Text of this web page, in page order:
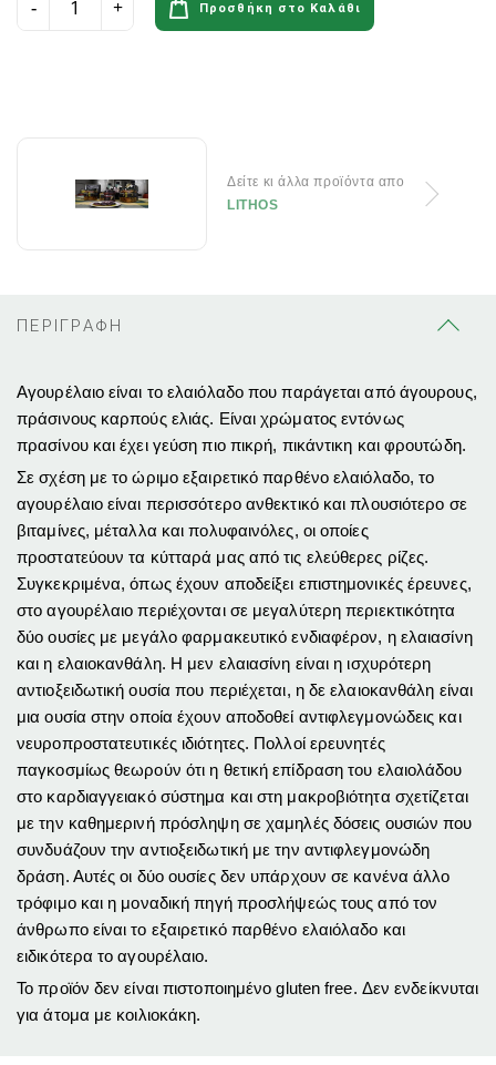
Προσθήκη στο Καλάθι
Δείτε κι άλλα προϊόντα απο
LITHOS
ΠΕΡΙΓΡΑΦΗ
Αγουρέλαιο είναι το ελαιόλαδο που παράγεται από άγουρους,
πράσινους καρπούς ελιάς. Είναι χρώματος εντόνως
πρασίνου και έχει γεύση πιο πικρή, πικάντικη και φρουτώδη.
Σε σχέση με το ώριμο εξαιρετικό παρθένο ελαιόλαδο, το
αγουρέλαιο είναι περισσότερο ανθεκτικό και πλουσιότερο σε
βιταμίνες, μέταλλα και πολυφαινόλες, οι οποίες
προστατεύουν τα κύτταρά μας από τις ελεύθερες ρίζες.
Συγκεκριμένα, όπως έχουν αποδείξει επιστημονικές έρευνες,
στο αγουρέλαιο περιέχονται σε μεγαλύτερη περιεκτικότητα
δύο ουσίες με μεγάλο φαρμακευτικό ενδιαφέρον, η ελαιασίνη
και η ελαιοκανθάλη. Η μεν ελαιασίνη είναι η ισχυρότερη
αντιοξειδωτική ουσία που περιέχεται, η δε ελαιοκανθάλη είναι
μια ουσία στην οποία έχουν αποδοθεί αντιφλεγμονώδεις και
νευροπροστατευτικές ιδιότητες. Πολλοί ερευνητές
παγκοσμίως θεωρούν ότι η θετική επίδραση του ελαιολάδου
στο καρδιαγγειακό σύστημα και στη μακροβιότητα σχετίζεται
με την καθημερινή πρόσληψη σε χαμηλές δόσεις ουσιών που
συνδυάζουν την αντιοξειδωτική με την αντιφλεγμονώδη
δράση. Αυτές οι δύο ουσίες δεν υπάρχουν σε κανένα άλλο
τρόφιμο και η μοναδική πηγή προσλήψεώς τους από τον
άνθρωπο είναι το εξαιρετικό παρθένο ελαιόλαδο και
ειδικότερα το αγουρέλαιο.
Το προϊόν δεν είναι πιστοποιημένο gluten free. Δεν ενδείκνυται
για άτομα με κοιλιοκάκη.